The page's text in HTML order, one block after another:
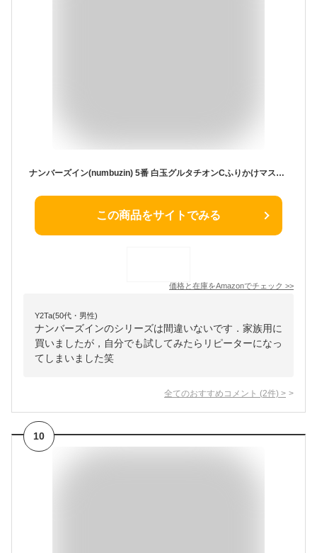
ナンバーズイン(numbuzin) 5番 白玉グルタチオンCふりかけマスク 4枚入り | フェイスパック 韓国コスメ トーンバランシングケア 韓国マスクパック 美肌シートマスク
この商品をサイトでみる
価格と在庫をAmazonでチェック >>
Y2Ta(50代・男性)
ナンバーズインのシリーズは間違いないです．家族用に
買いましたが，自分でも試してみたらリピーターになっ
てしまいました笑
全てのおすすめコメント (2件) >
10